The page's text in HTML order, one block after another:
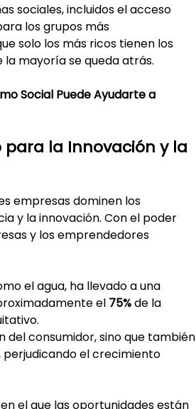
sociales, incluidos el acceso
los grupos más
solo los más ricos tienen los
mayoría se queda atrás.
Social Puede Ayudarte a
para la Innovación y la
empresas dominen los
y la innovación. Con el poder
y los emprendedores
el agua, ha llevado a una
el 75% de la
consumidor, sino que también
perjudicando el crecimiento
el que las oportunidades están